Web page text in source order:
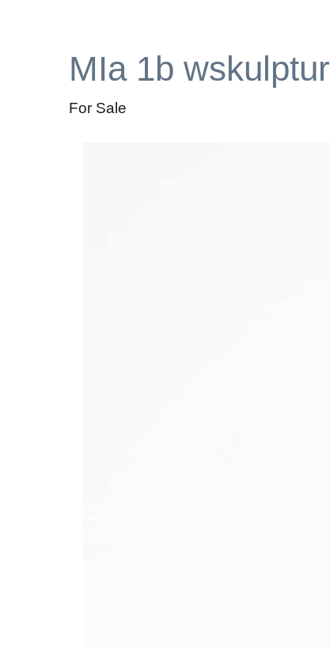
MIa 1b wskulptur
For Sale